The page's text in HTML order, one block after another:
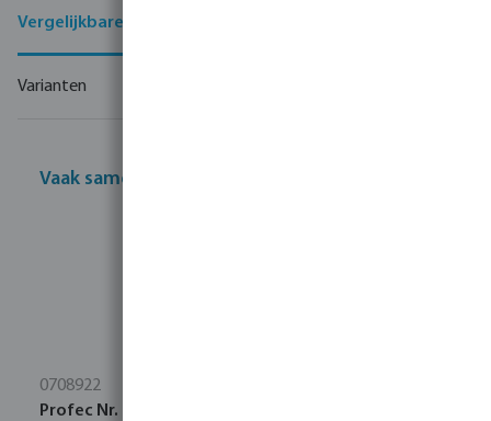
Vergelijkbare producten
Varianten
Vaak samen gekocht
0708922
Profec Nr. 270 Sok messing 4" binnendraad 10bar